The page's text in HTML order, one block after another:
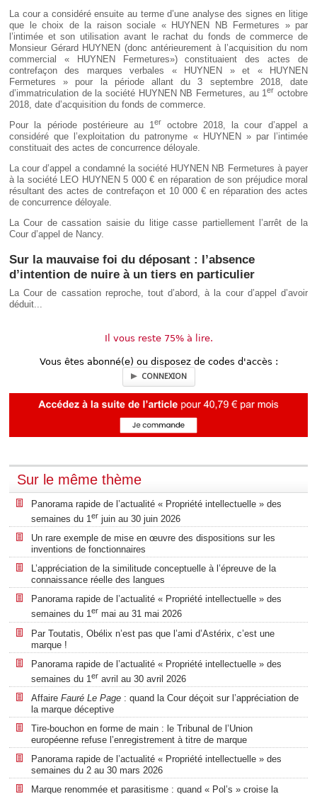
La cour a considéré ensuite au terme d’une analyse des signes en litige
que le choix de la raison sociale « HUYNEN NB Fermetures » par
l’intimée et son utilisation avant le rachat du fonds de commerce de
Monsieur Gérard HUYNEN (donc antérieurement à l’acquisition du nom
commercial « HUYNEN Fermetures») constituaient des actes de
contrefaçon des marques verbales « HUYNEN » et « HUYNEN
Fermetures » pour la période allant du 3 septembre 2018, date
d’immatriculation de la société HUYNEN NB Fermetures, au 1er octobre
2018, date d’acquisition du fonds de commerce.
Pour la période postérieure au 1er octobre 2018, la cour d’appel a
considéré que l’exploitation du patronyme « HUYNEN » par l’intimée
constituait des actes de concurrence déloyale.
La cour d’appel a condamné la société HUYNEN NB Fermetures à payer
à la société LEO HUYNEN 5 000 € en réparation de son préjudice moral
résultant des actes de contrefaçon et 10 000 € en réparation des actes
de concurrence déloyale.
La Cour de cassation saisie du litige casse partiellement l’arrêt de la
Cour d’appel de Nancy.
Sur la mauvaise foi du déposant : l’absence
d’intention de nuire à un tiers en particulier
La Cour de cassation reproche, tout d’abord, à la cour d’appel d’avoir
déduit...
Il vous reste 75% à lire.
Vous êtes abonné(e) ou disposez de codes d'accès :
CONNEXION
Sur le même thème
Panorama rapide de l’actualité « Propriété intellectuelle » des
semaines du 1er juin au 30 juin 2026
Un rare exemple de mise en œuvre des dispositions sur les
inventions de fonctionnaires
L’appréciation de la similitude conceptuelle à l’épreuve de la
connaissance réelle des langues
Panorama rapide de l’actualité « Propriété intellectuelle » des
semaines du 1er mai au 31 mai 2026
Par Toutatis, Obélix n’est pas que l’ami d’Astérix, c’est une
marque !
Panorama rapide de l’actualité « Propriété intellectuelle » des
semaines du 1 er avril au 30 avril 2026
Affaire Fauré Le Page : quand la Cour déçoit sur l’appréciation de
la marque déceptive
Tire-bouchon en forme de main : le Tribunal de l’Union
européenne refuse l’enregistrement à titre de marque
Panorama rapide de l’actualité « Propriété intellectuelle » des
semaines du 2 au 30 mars 2026
Marque renommée et parasitisme : quand « Pol’s » croise la